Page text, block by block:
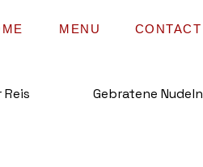
MENU CONTACT
Gebratene Nudeln